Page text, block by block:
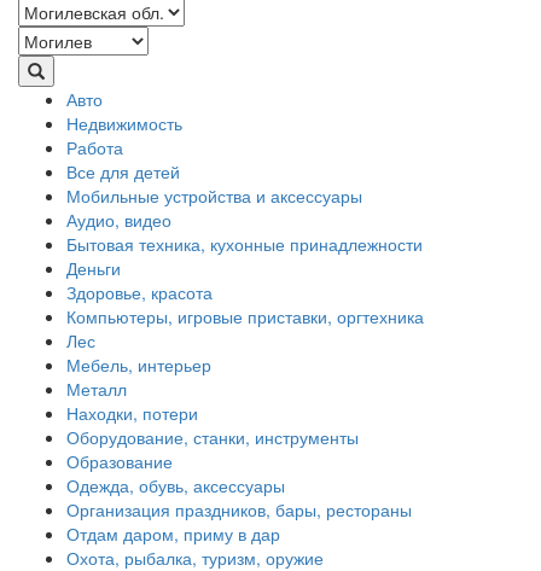
Авто
Недвижимость
Работа
Все для детей
Мобильные устройства и аксессуары
Аудио, видео
Бытовая техника, кухонные принадлежности
Деньги
Здоровье, красота
Компьютеры, игровые приставки, оргтехника
Лес
Мебель, интерьер
Металл
Находки, потери
Оборудование, станки, инструменты
Образование
Одежда, обувь, аксессуары
Организация праздников, бары, рестораны
Отдам даром, приму в дар
Охота, рыбалка, туризм, оружие